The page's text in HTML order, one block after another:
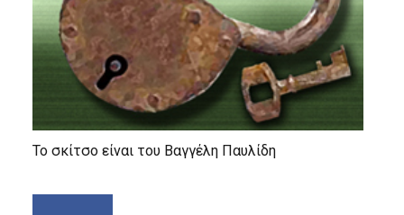
Το σκίτσο είναι του Βαγγέλη Παυλίδη